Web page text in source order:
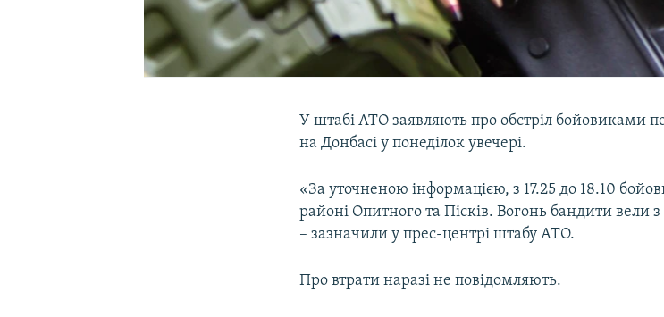
У штабі АТО заявляють про обстріл бойовиками
на Донбасі у понеділок увечері.
«За уточненою інформацією, з 17.25 до 18.10
районі Опитного та Пісків. Вогонь бандити вели
– зазначили у прес-центрі штабу АТО.
Про втрати наразі не повідомляють.